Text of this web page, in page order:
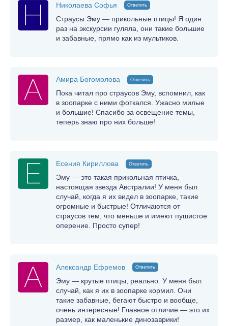
Николаева Софья Ответить
Страусы Эму — прикольные птицы! Я один
раз на экскурсии гуляла, они такие большие
и забавные, прямо как из мультиков.
Амира Богомолова Ответить
Пока читал про страусов Эму, вспомнил, как
в зоопарке с ними фоткался. Ужасно милые
и большие! Спасибо за освещение темы,
теперь знаю про них больше!
Есения Кириллова Ответить
Эму — это такая прикольная птичка,
настоящая звезда Австралии! У меня был
случай, когда я их видел в зоопарке, такие
огромные и быстрые! Отличаются от
страусов тем, что меньше и имеют пушистое
оперение. Просто супер!
Александр Ефремов Ответить
Эму — крутые птицы, реально. У меня был
случай, как я их в зоопарке кормил. Они
такие забавные, бегают быстро и вообще,
очень интересные! Главное отличие — это их
размер, как маленькие динозаврики!